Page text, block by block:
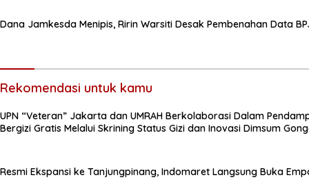
Dana Jamkesda Menipis, Ririn Warsiti Desak Pembenahan Data
Rekomendasi untuk kamu
UPN “Veteran” Jakarta dan UMRAH Berkolaborasi Dalam
Bergizi Gratis Melalui Skrining Status Gizi dan Inovasi Dimsum
Resmi Ekspansi ke Tanjungpinang, Indomaret Langsung Buka